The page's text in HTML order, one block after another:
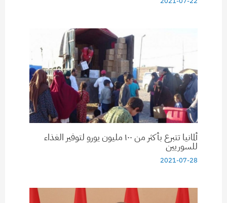
ألمانيا تتبرع بأكثر من ١٠٠ مليون يورو لتوفير الغذاء
للسوريين
2021-07-28